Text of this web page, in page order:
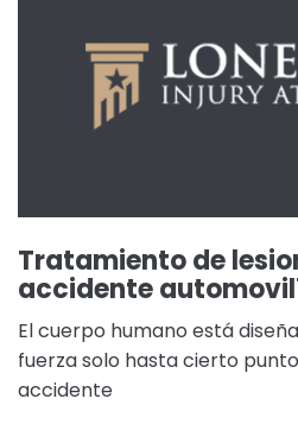
Tratamiento de
accidente
El cuerpo humano está
fuerza solo hasta cierto
accidente